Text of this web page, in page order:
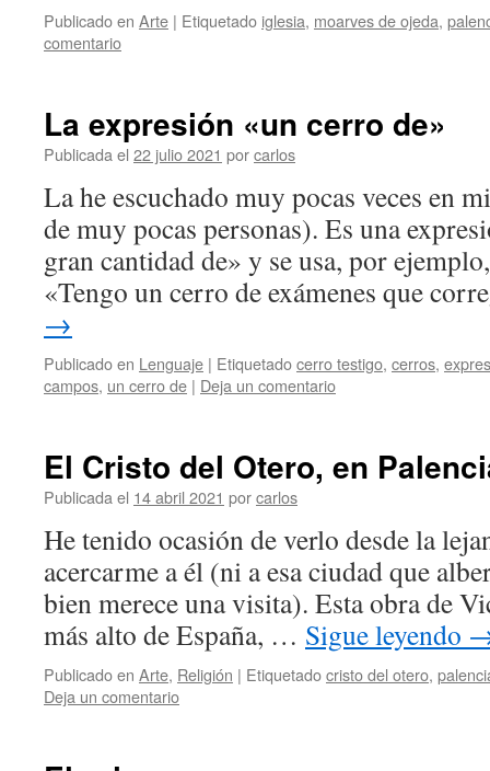
Publicado en Arte | Etiquetado iglesia, moarves de ojeda,
comentario
La expresión «un cerro de»
Publicada el 22 julio 2021 porcarlos
La he escuchado muy pocas veces en
de muy pocas personas). Es una
gran cantidad de» y se usa, por
«Tengo un cerro de exámenes que
→
Publicado en Lenguaje | Etiquetadocerro testigo, cerros,
campos, un cerro de | Deja un comentario
El Cristo del Otero, en
Publicada el 14 abril 2021 porcarlos
He tenido ocasión de verlo desde la
acercarme a él (ni a esa ciudad que
bien merece una visita). Esta obra de
más alto de España, … Sigue leyendo
Publicado en Arte, Religión | Etiquetadocristo del otero,
Deja un comentario